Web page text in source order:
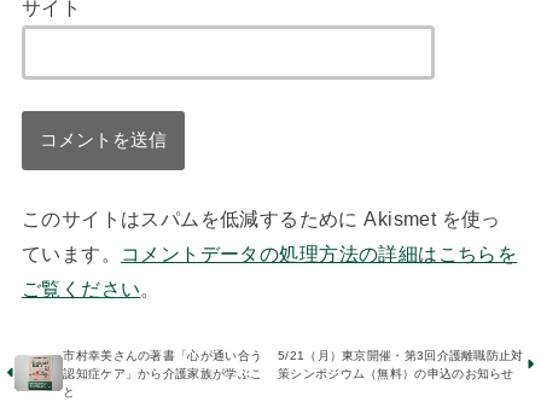
サイト
このサイトはスパムを低減するために Akismet を使っ
ています。
コメントデータの処理方法の詳細はこちらを
ご覧ください。
市村幸美さんの著書「心が通い合う
認知症ケア」から介護家族が学ぶこ
と
5/21（月）東京開催・第3回介護離職防止対
策シンポジウム（無料）の申込のお知らせ